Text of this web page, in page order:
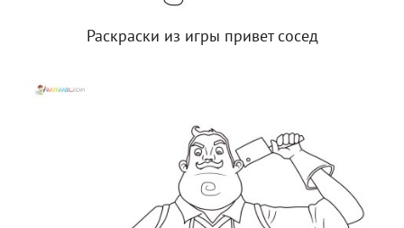
Раскраски из игры привет сосед